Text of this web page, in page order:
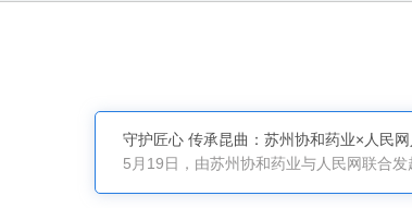
守护匠心 传承昆曲：苏州协和药业×人民